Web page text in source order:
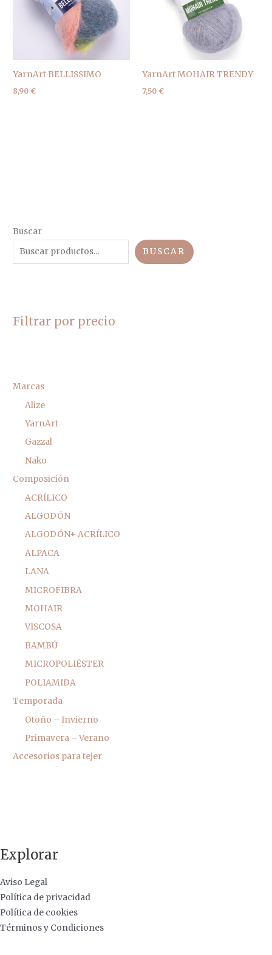
Buscar
BUSCAR
Filtrar por precio
Marcas
Alize
YarnArt
Gazzal
Nako
Composición
ACRÍLICO
ALGODÓN
ALGODÓN+ ACRÍLICO
ALPACA
LANA
MICROFIBRA
MOHAIR
VISCOSA
BAMBÚ
MICROPOLIÉSTER
POLIAMIDA
Temporada
Otoño – Invierno
Primavera – Verano
Accesorios para tejer
YarnArt BELLISSIMO
8,90 €
YarnArt MOHAIR TRENDY
7,50 €
Explorar
Aviso Legal
Política de privacidad
Política de cookies
Términos y Condiciones